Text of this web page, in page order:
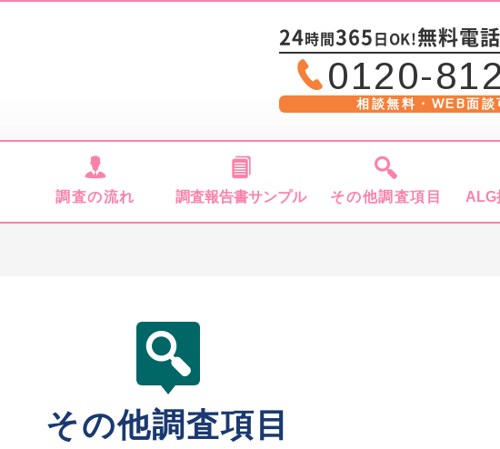
24時間 365 日OK! 無料電
0120-
相談無料・WEB面談
調査の流れ 調査報告書サンプル その他調査項目 ALG
その他調査項目